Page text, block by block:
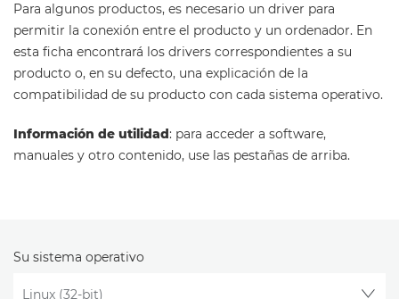
Para algunos productos, es necesario un driver para
permitir la conexión entre el producto y un ordenador. En
esta ficha encontrará los drivers correspondientes a su
producto o, en su defecto, una explicación de la
compatibilidad de su producto con cada sistema operativo.
Información de utilidad: para acceder a software,
manuales y otro contenido, use las pestañas de arriba.
Su sistema operativo